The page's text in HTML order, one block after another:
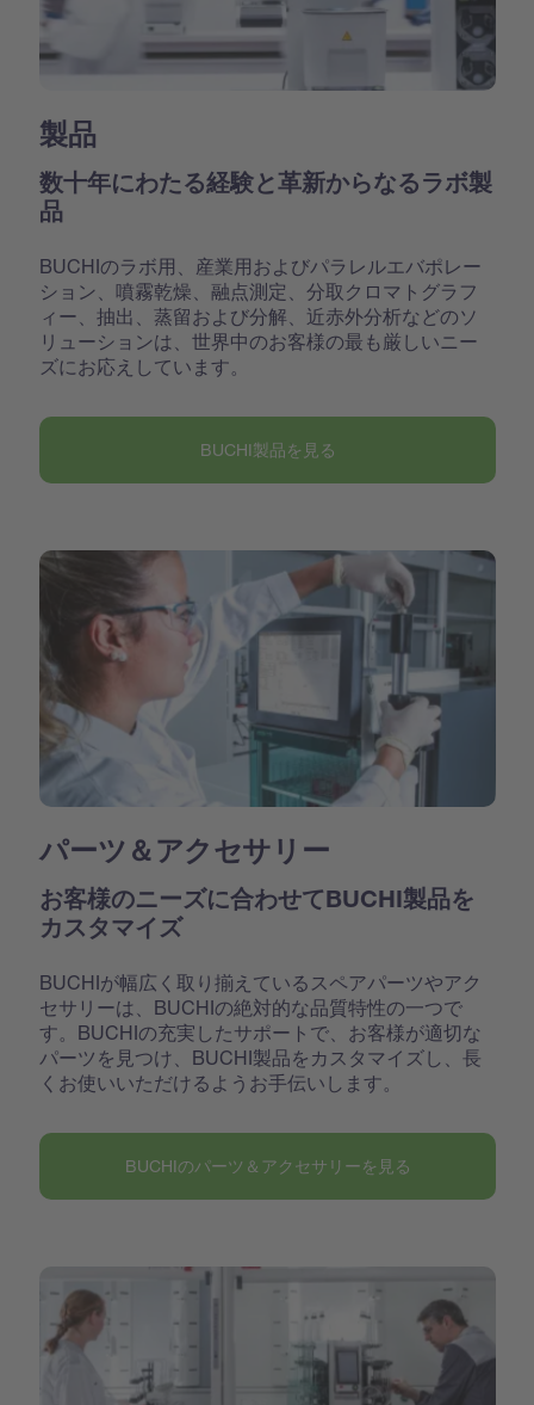
製品
数十年にわたる経験と革新からなるラボ製
品
BUCHIのラボ用、産業用およびパラレルエバポレー
ション、噴霧乾燥、融点測定、分取クロマトグラフ
ィー、抽出、蒸留および分解、近赤外分析などのソ
リューションは、世界中のお客様の最も厳しいニー
ズにお応えしています。
BUCHI製品を見る
パーツ＆アクセサリー
お客様のニーズに合わせてBUCHI製品を
カスタマイズ
BUCHIが幅広く取り揃えているスペアパーツやアク
セサリーは、BUCHIの絶対的な品質特性の一つで
す。BUCHIの充実したサポートで、お客様が適切な
パーツを見つけ、BUCHI製品をカスタマイズし、長
くお使いいただけるようお手伝いします。
BUCHIのパーツ＆アクセサリーを見る